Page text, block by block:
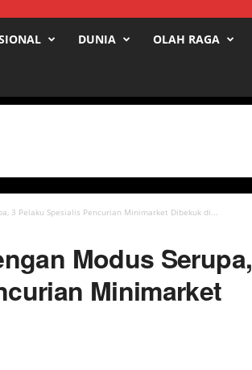
DUNIA OLAH RAGA
3 Pelaku Spesialis Pencurian Minimarket Dibekuk di...
Modus Serupa,
Minimarket